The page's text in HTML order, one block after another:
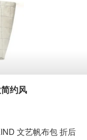
约风
文艺帆布包 折后